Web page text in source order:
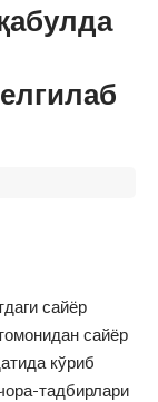
сайёр
сайёр
кўриб
тадбирлари